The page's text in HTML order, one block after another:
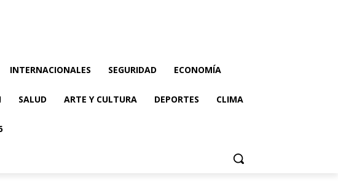
INTERNACIONALES SEGURIDAD ECONOMÍA
SALUD ARTE Y CULTURA DEPORTES CLIMA